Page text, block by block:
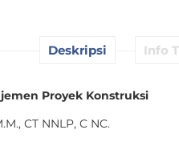
Deskripsi Info
Proyek Konstruksi
CT NNLP, C NC.